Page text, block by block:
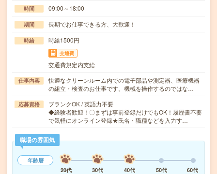
時間 09:00～18:00
期間 長期でお仕事できる方、大歓迎！
時給 時給1500円
交通費
交通費規定内支給
仕事内容
快適なクリーンルーム内での電子部品や測定器、医療機器
の組立・検査のお仕事です。機械を操作するのではな…
応募資格
ブランクOK / 英語力不要
◆経験者歓迎！〇まずは事前登録だけでもOK！履歴書不要
で気軽にオンライン登録★氏名・職種などを入力す…
職場の雰囲気
年齢層
20代
30代 40代 50代 60代